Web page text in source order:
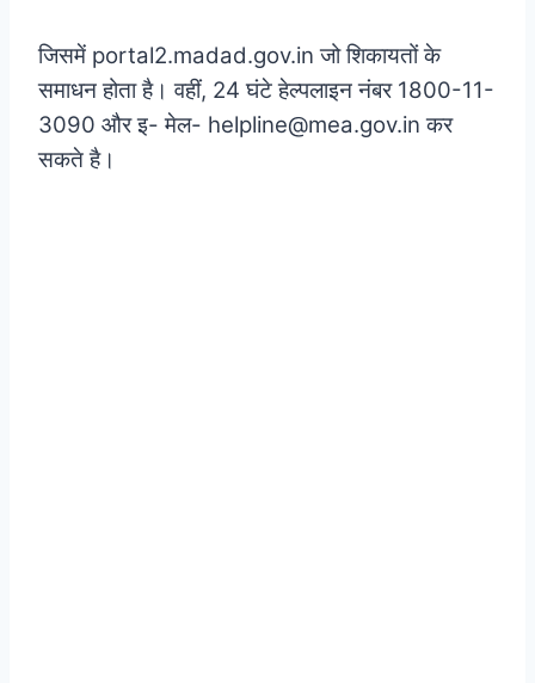
जिसमें portal2.madad.gov.in जो शिकायतों के
समाधन होता है। वहीं, 24 घंटे हेल्पलाइन नंबर 1800-11-
3090 और इ- मेल- helpline@mea.gov.in कर
सकते है।